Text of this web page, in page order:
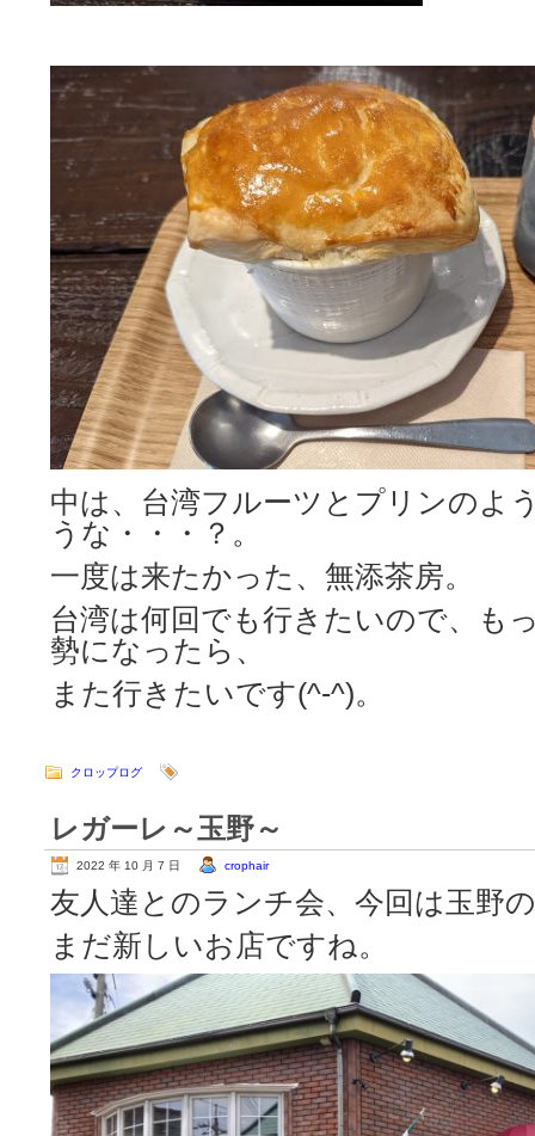
中は、台湾フルーツとプリンのよ
うな・・・？。
一度は来たかった、無添茶房。
台湾は何回でも行きたいので、も
勢になったら、
また行きたいです(^-^)。
クロップログ
レガーレ～玉野～
2022 年 10 月 7 日 crophair
友人達とのランチ会、今回は玉野の
まだ新しいお店ですね。